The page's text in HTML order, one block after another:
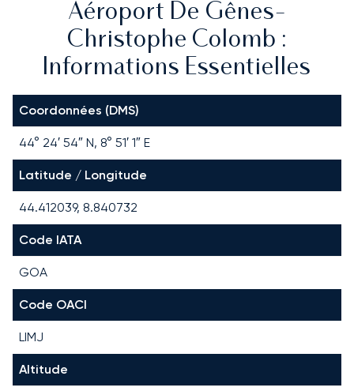
Aéroport De Gênes-
Christophe Colomb :
Informations Essentielles
Coordonnées (DMS)
44° 24′ 54″ N, 8° 51′ 1″ E
Latitude / Longitude
44.412039, 8.840732
Code IATA
GOA
Code OACI
LIMJ
Altitude